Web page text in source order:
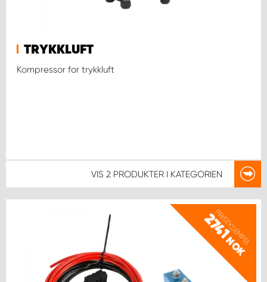
TRYKKLUFT
Kompressor for trykkluft
VIS 2 PRODUKTER I KATEGORIEN
PRISEKSEMPEL
2741
NOK